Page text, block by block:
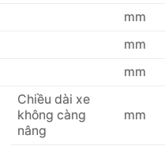
mm
mm
mm
Chiều dài xe
không càng
nâng
mm